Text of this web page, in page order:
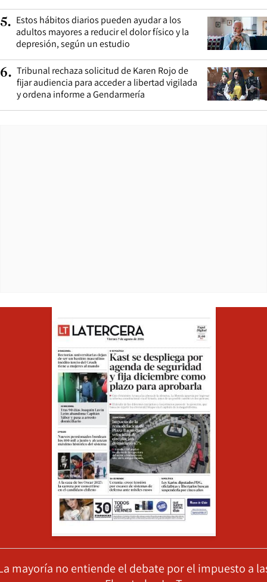
5. Estos hábitos diarios pueden ayudar a los
adultos mayores a reducir el dolor físico y la
depresión, según un estudio
6. Tribunal rechaza solicitud de Karen Rojo de
fijar audiencia para acceder a libertad vigilada
y ordena informe a Gendarmería
mayoría no entiende el debate por el impuesto a